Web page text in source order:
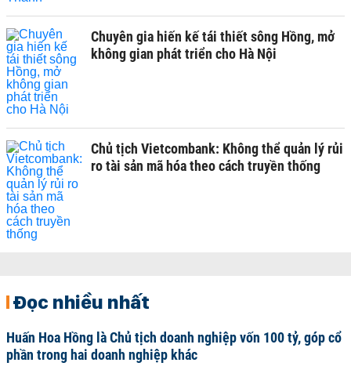
Chuyên gia hiến kế tái thiết sông Hồng, mở
không gian phát triển cho Hà Nội
Chủ tịch Vietcombank: Không thể quản lý rủi
ro tài sản mã hóa theo cách truyền thống
Đọc nhiều nhất
Huấn Hoa Hồng là Chủ tịch doanh nghiệp vốn 100 tỷ, góp cổ
phần trong hai doanh nghiệp khác